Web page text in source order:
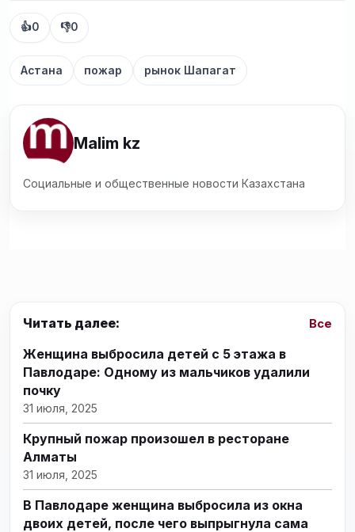
👍0 👎0
Астана пожар рынок Шапагат
Malim kz
Социальные и общественные новости Казахстана
Читать далее: Все
Женщина выбросила детей с 5 этажа в
Павлодаре: Одному из мальчиков удалили
почку
31 июля, 2025
Крупный пожар произошел в ресторане
Алматы
31 июля, 2025
В Павлодаре женщина выбросила из окна
двоих детей, после чего выпрыгнула сама